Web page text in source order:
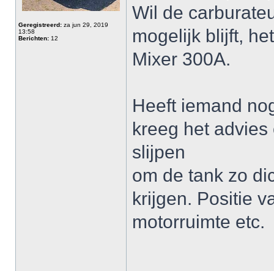
Geregistreerd: za jun 29, 2019
13:58
Berichten: 12
Wil de
mogelijk blijft,
Mixer 300A.
Heeft iemand
kreeg het
slijpen
om de tank zo
krijgen. Positie
motorruimte etc.